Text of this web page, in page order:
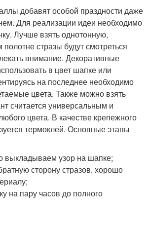
добавят особой праздности даже
Для реализации идеи необходимо
Лучше взять однотонную,
полотне стразы будут смотреться
внимание. Декоративные
в цвет шапке или
на последнее необходимо
цвета. Также можно взять
считается универсальным и
цвета. В качестве крепежного
термоклей. Основные этапы
выкладываем узор на шапке;
сторону стразов, хорошо
на пару часов до полного